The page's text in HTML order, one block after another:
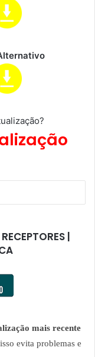
|
mais recente
evita problemas e